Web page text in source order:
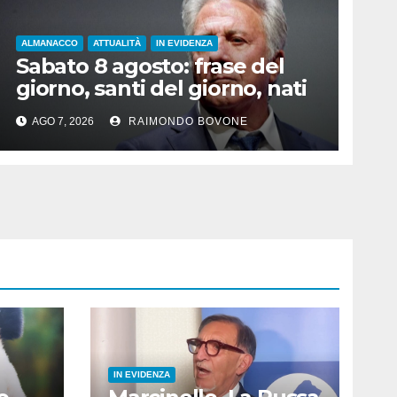
ALMANACCO ATTUALITÀ IN EVIDENZA
Sabato 8 agosto: frase del
giorno, santi del giorno, nati
famosi, accadde oggi
AGO 7, 2026 RAIMONDO BOVONE
IN EVIDENZA